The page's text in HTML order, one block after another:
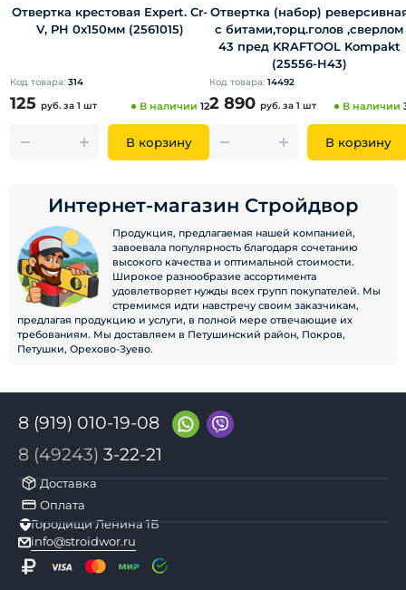
Отвертка крестовая Expert. Cr-
V, PH 0х150мм (2561015)
Код товара: 314
125 руб. за 1 шт В наличии 12
В корзину
Отвертка (набор)
с битами,торц.голов ,сверлом
43 пред KRAFTOOL Kompakt
(25556-H43)
Код товара: 14492
2 890 руб. за 1 шт В наличии
В корзину
Интернет-магазин Стройдвор
Продукция, предлагаемая нашей компанией,
завоевала популярность благодаря сочетанию
высокого качества и оптимальной стоимости.
Широкое разнообразие ассортимента
удовлетворяет нужды всех групп покупателей. Мы
стремимся идти навстречу своим заказчикам,
предлагая продукцию и услуги, в полной мере отвечающие их
требованиям. Мы доставляем в Петушинский район, Покров,
Петушки, Орехово-Зуево.
8 (919) 010-19-08
8 (49243) 3-22-21
Доставка
Оплата
Городищи Ленина 1Б
info@stroidwor.ru